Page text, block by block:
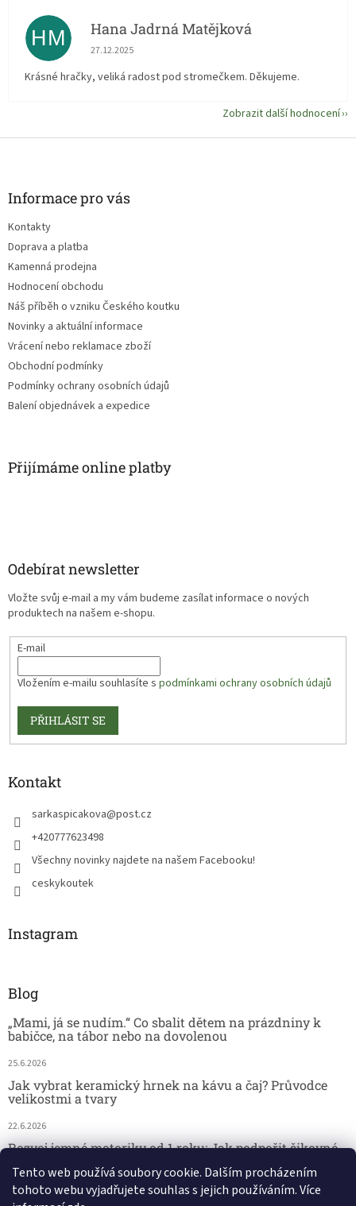
Tento web používá soubory cookie. Dalším procházením
tohoto webu vyjadřujete souhlas s jejich používáním. Více
HM Hana Jadrná Matějková
Hodnocení obchodu je 5 z 5 hvězdiček.
27.12.2025
Krásné hračky, veliká radost pod stromečkem. Děkujeme.
Zobrazit další hodnocení
Informace pro vás
Kontakty
Doprava a platba
Kamenná prodejna
Hodnocení obchodu
Náš příběh o vzniku Českého koutku
Novinky a aktuální informace
Vrácení nebo reklamace zboží
Obchodní podmínky
Podmínky ochrany osobních údajů
Balení objednávek a expedice
Přijímáme online platby
Odebírat newsletter
Vložte svůj e-mail a my vám budeme zasílat informace o nových
produktech na našem e-shopu.
E-mail
Vložením e-mailu souhlasíte s podmínkami ochrany osobních údajů
PŘIHLÁSIT SE
Kontakt
sarkaspicakova@post.cz
+420777623498
Všechny novinky najdete na našem Facebooku!
ceskykoutek
Instagram
Blog
„Mami, já se nudím.“ Co sbalit dětem na prázdniny k
babičce, na tábor nebo na dovolenou
25.6.2026
Jak vybrat keramický hrnek na kávu a čaj? Průvodce
velikostmi a tvary
22.6.2026
Rozvoj jemné motoriky od 1 roku: Jak podpořit šikovné
18.6.2026